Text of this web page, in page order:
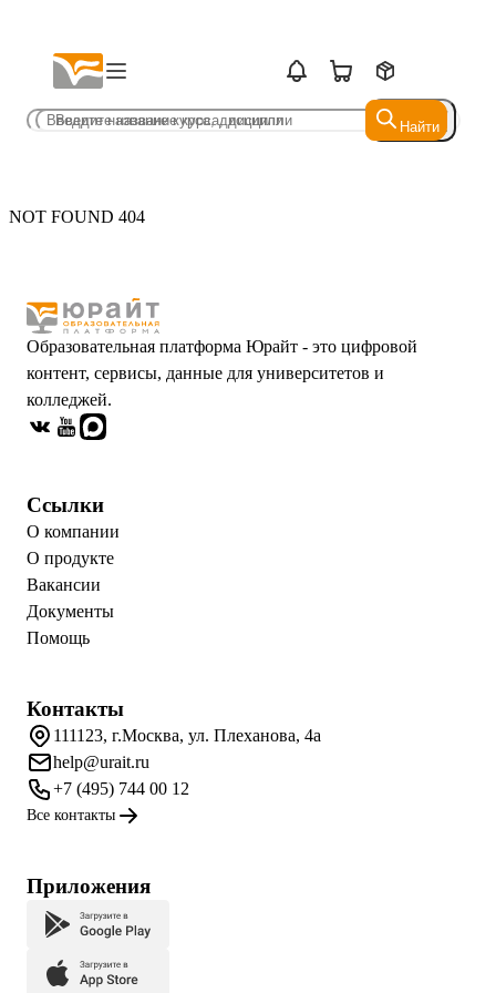
Найти
Найти
NOT FOUND 404
Образовательная платформа Юрайт - это цифровой
контент, сервисы, данные для университетов и
колледжей.
Ссылки
О компании
О продукте
Вакансии
Документы
Помощь
Контакты
111123, г.Москва, ул. Плеханова, 4а
help@urait.ru
+7 (495) 744 00 12
Все контакты
Приложения